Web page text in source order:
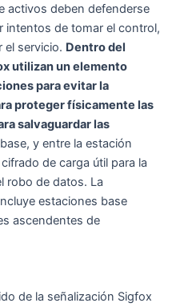
activos deben defenderse
intentos de tomar el control,
el servicio. Dentro del
utilizan un elemento
para evitar la
proteger físicamente las
salvaguardar las
y entre la estación
de carga útil para la
robo de datos. La
estaciones base
ascendentes de
de la señalización Sigfox